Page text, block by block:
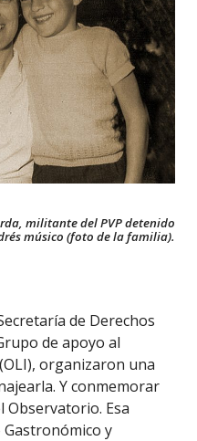
militante del PVP detenido
músico (foto de la familia).
de Derechos
de apoyo al
organizaron una
Y conmemorar
Observatorio. Esa
Gastronómico y